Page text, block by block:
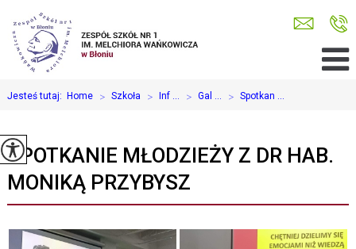
Jesteś tutaj: Home > Szkoła > Inf ... > Gal ... > Spotkan ...
SPOTKANIE MŁODZIEŻY Z DR HAB.
MONIKĄ PRZYBYSZ